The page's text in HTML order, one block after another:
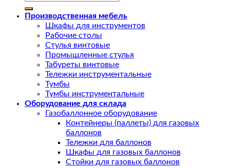
Производственная мебель
Шкафы для инструментов
Рабочие столы
Стулья винтовые
Промышленные стулья
Табуреты винтовые
Тележки инструментальные
Тумбы
Тумбы инструментальные
Оборудование для склада
Газобаллонное оборудование
Контейнеры (паллеты) для газовых
баллонов
Тележки для баллонов
Шкафы для газовых баллонов
Стойки для газовых баллонов